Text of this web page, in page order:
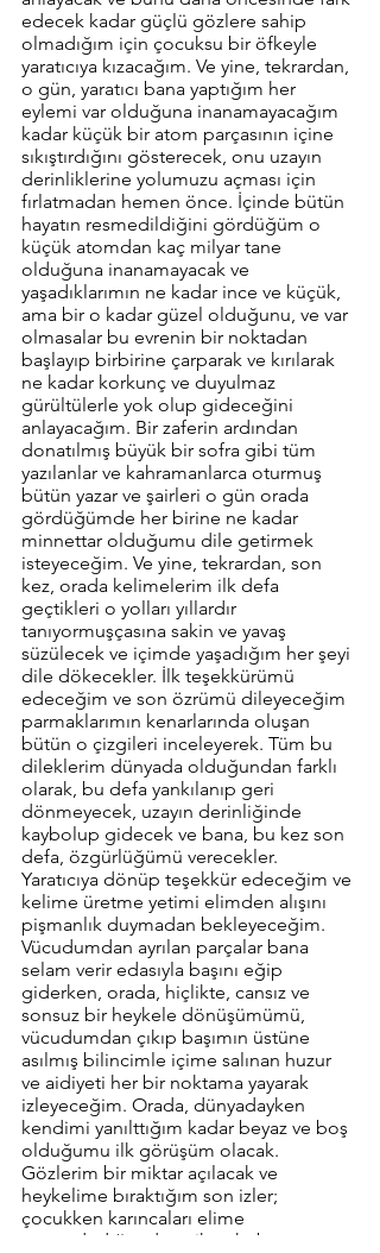
edecek kadar güçlü gözlere sahip
olmadığım için çocuksu bir öfkeyle
yaratıcıya kızacağım. Ve yine, tekrardan,
o gün, yaratıcı bana yaptığım her
eylemi var olduğuna inanamayacağım
kadar küçük bir atom parçasının içine
sıkıştırdığını gösterecek, onu uzayın
derinliklerine yolumuzu açması için
fırlatmadan hemen önce. İçinde bütün
hayatın resmedildiğini gördüğüm o
küçük atomdan kaç milyar tane
olduğuna inanamayacak ve
yaşadıklarımın ne kadar ince ve küçük,
ama bir o kadar güzel olduğunu, ve var
olmasalar bu evrenin bir noktadan
başlayıp birbirine çarparak ve kırılarak
ne kadar korkunç ve duyulmaz
gürültülerle yok olup gideceğini
anlayacağım. Bir zaferin ardından
donatılmış büyük bir sofra gibi tüm
yazılanlar ve kahramanlarca oturmuş
bütün yazar ve şairleri o gün orada
gördüğümde her birine ne kadar
minnettar olduğumu dile getirmek
isteyeceğim. Ve yine, tekrardan, son
kez, orada kelimelerim ilk defa
geçtikleri o yolları yıllardır
tanıyormuşçasına sakin ve yavaş
süzülecek ve içimde yaşadığım her şeyi
dile dökecekler. İlk teşekkürümü
edeceğim ve son özrümü dileyeceğim
parmaklarımın kenarlarında oluşan
bütün o çizgileri inceleyerek. Tüm bu
dileklerim dünyada olduğundan farklı
olarak, bu defa yankılanıp geri
dönmeyecek, uzayın derinliğinde
kaybolup gidecek ve bana, bu kez son
defa, özgürlüğümü verecekler.
Yaratıcıya dönüp teşekkür edeceğim ve
kelime üretme yetimi elimden alışını
pişmanlık duymadan bekleyeceğim.
Vücudumdan ayrılan parçalar bana
selam verir edasıyla başını eğip
giderken, orada, hiçlikte, cansız ve
sonsuz bir heykele dönüşümümü,
vücudumdan çıkıp başımın üstüne
asılmış bilincimle içime salınan huzur
ve aidiyeti her bir noktama yayarak
izleyeceğim. Orada, dünyadayken
kendimi yanılttığım kadar beyaz ve boş
olduğumu ilk görüşüm olacak.
Gözlerim bir miktar açılacak ve
heykelime bıraktığım son izler;
çocukken karıncaları elime
tırmandırdığımda, mikroskobun